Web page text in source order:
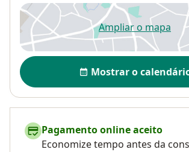
Ampliar o mapa
abre num
Disponibilidade
Mostrar o
Pagamento online aceito
Economize tempo antes da